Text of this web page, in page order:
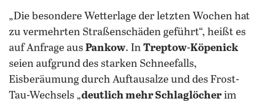
„Die besondere Wetterlage der letzten Wochen hat
zu vermehrten Straßenschäden geführt“, heißt es
auf Anfrage aus Pankow. In Treptow-Köpenick
seien aufgrund des starken Schneefalls,
Eisberäumung durch Auftausalze und des Frost-
Tau-Wechsels „deutlich mehr Schlaglöcher im